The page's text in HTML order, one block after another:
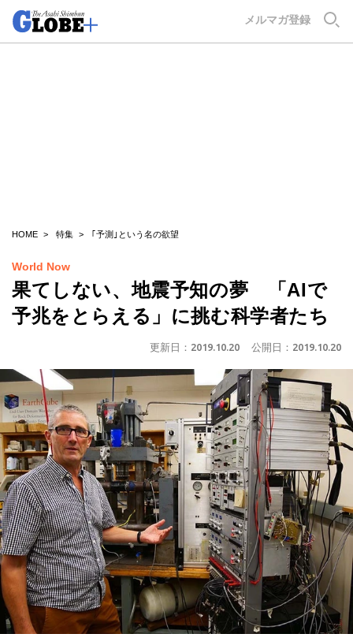
メルマガ登録
HOME 特集 ｢予測｣という名の欲望
World Now
果てしない、地震予知の夢 「AIで
予兆をとらえる」に挑む科学者たち
更新日： 2019.10.20 公開日： 2019.10.20